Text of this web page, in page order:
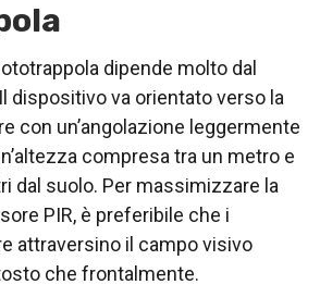
dipende molto dal
dispositivo va orientato verso la
con un’angolazione leggermente
compresa tra un metro e
dal suolo. Per massimizzare la
PIR, è preferibile che i
attraversino il campo visivo
che frontalmente.